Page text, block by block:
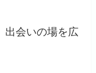
出会いの場を広